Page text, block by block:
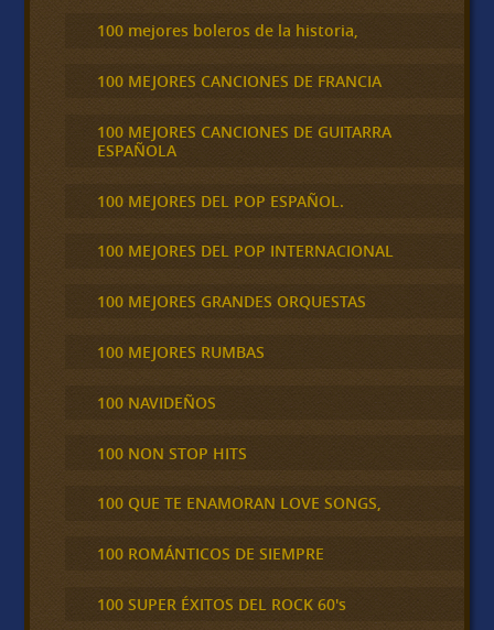
100 mejores boleros de la historia,
100 MEJORES CANCIONES DE FRANCIA
100 MEJORES CANCIONES DE GUITARRA
ESPAÑOLA
100 MEJORES DEL POP ESPAÑOL.
100 MEJORES DEL POP INTERNACIONAL
100 MEJORES GRANDES ORQUESTAS
100 MEJORES RUMBAS
100 NAVIDEÑOS
100 NON STOP HITS
100 QUE TE ENAMORAN LOVE SONGS,
100 ROMÁNTICOS DE SIEMPRE
100 SUPER ÉXITOS DEL ROCK 60's